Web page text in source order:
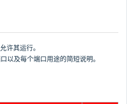
许其运行。
以及每个端口用途的简短说明。